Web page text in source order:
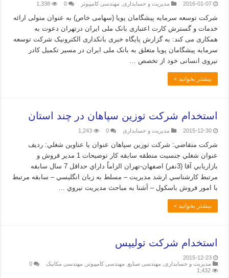
2016-01-07 مدیریت و حسابداری مهندسی کامپیوتر 0
1,338
شرکت توسعه سرمایه پیشگامان پویا (سهامی خاص) به عنوان متولی ارائه
خدمات و گسترش کارت اعتباری بانک ملی ایران درتهران دعوت به
همکاری می کند: به گزارش پایگاه خبری بانکداری الکترونیک شرکت توسعه
سرمایه پیشگامان پویا متعلق به بانک ملی ایران در مسیر تکمیل کادر
نیروی انسانی خود از تخصص …
بیشتر بخوانید »
استخدام شركت توزين سپاهان در چند استان
2015-12-30 مدیریت و حسابداری 0
1,243
شركت متقاضي: شركت توزين سپاهان عنوان يا عناوين شغلي: رديف
عنوان شغلي جنسيت منطقه سابقه كار توضيحات 1 مدير فروش و
بازاريابي آقا (3نفر) اصفهان-تهران الزاماً داراي حداقل 7 سال سابقه
مرتبط كارشناسي ارشد مديريت – مسلط به زبان انگليسي – سابقه مرتبط
با امور فروش باسكول – آشنا به مباحث مديريت نيروي …
بیشتر بخوانید »
استخدام شرکت تولیپس
2015-12-23
مدیریت و حسابداری
مهندسی صنایع مهندسی کامپیوتر مهندسی مکانیک
0
1,432